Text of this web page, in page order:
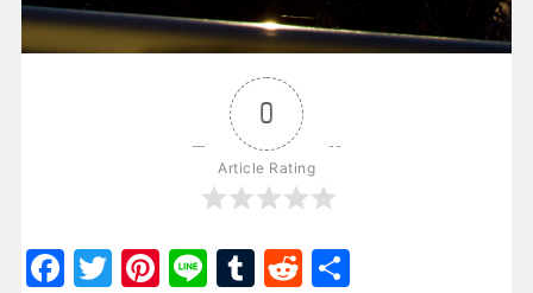
0
Article Rating
Facebook
Twitter
Pinterest
LineTumblr
Reddit